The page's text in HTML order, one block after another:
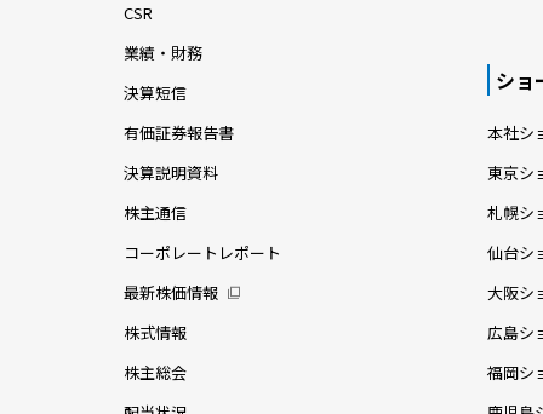
CSR
業績・財務
決算短信
有価証券報告書
決算説明資料
株主通信
コーポレートレポート
最新株価情報
株式情報
株主総会
ショ
本社シ
東京シ
札幌シ
仙台シ
大阪シ
広島シ
福岡シ